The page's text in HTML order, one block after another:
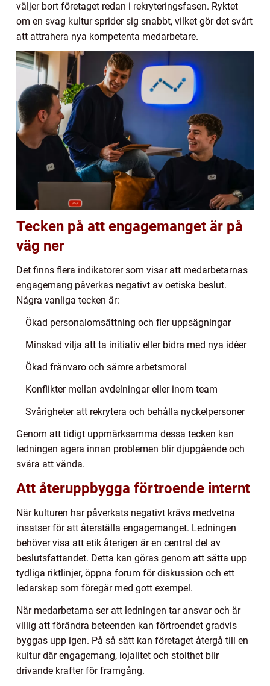
väljer bort företaget redan i rekryteringsfasen. Ryktet
om en svag kultur sprider sig snabbt, vilket gör det svårt
att attrahera nya kompetenta medarbetare.
Tecken på att engagemanget är på
väg ner
Det finns flera indikatorer som visar att medarbetarnas
engagemang påverkas negativt av oetiska beslut.
Några vanliga tecken är:
Ökad personalomsättning och fler uppsägningar
Minskad vilja att ta initiativ eller bidra med nya idéer
Ökad frånvaro och sämre arbetsmoral
Konflikter mellan avdelningar eller inom team
Svårigheter att rekrytera och behålla nyckelpersoner
Genom att tidigt uppmärksamma dessa tecken kan
ledningen agera innan problemen blir djupgående och
svåra att vända.
Att återuppbygga förtroende internt
När kulturen har påverkats negativt krävs medvetna
insatser för att återställa engagemanget. Ledningen
behöver visa att etik återigen är en central del av
beslutsfattandet. Detta kan göras genom att sätta upp
tydliga riktlinjer, öppna forum för diskussion och ett
ledarskap som föregår med gott exempel.
När medarbetarna ser att ledningen tar ansvar och är
villig att förändra beteenden kan förtroendet gradvis
byggas upp igen. På så sätt kan företaget återgå till en
kultur där engagemang, lojalitet och stolthet blir
drivande krafter för framgång.